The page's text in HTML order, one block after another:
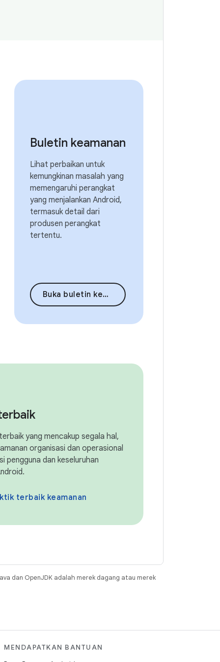
Buletin keamanan
Lihat perbaikan untuk
kemungkinan masalah yang
memengaruhi perangkat
yang menjalankan Android,
termasuk detail dari
produsen perangkat
tertentu.
Buka buletin keamanan
yang mencakup segala hal,
organisasi dan operasional
pengguna dan keseluruhan
terbaik keamanan
dan OpenJDK adalah merek dagang atau merek
MENDAPATKAN BANTUAN